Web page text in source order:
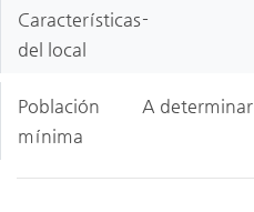
Características
del local
-
Población
mínima
A determinar